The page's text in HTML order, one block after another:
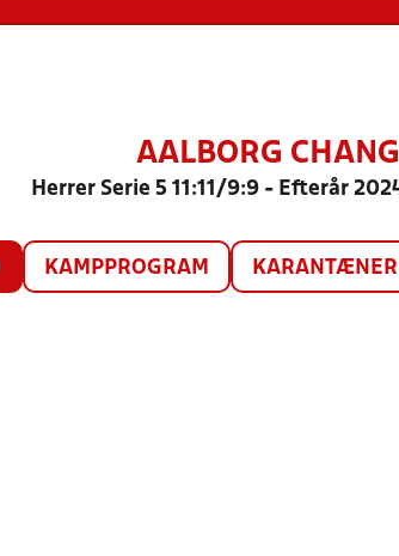
AALBORG CHANG
Herrer Serie 5 11:11/9:9 - Efterår
KAMPPROGRAM KARANTÆNER